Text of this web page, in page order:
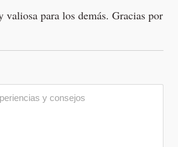
valiosa para los demás. Gracias por